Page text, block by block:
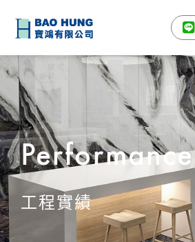
Performance
工程實績